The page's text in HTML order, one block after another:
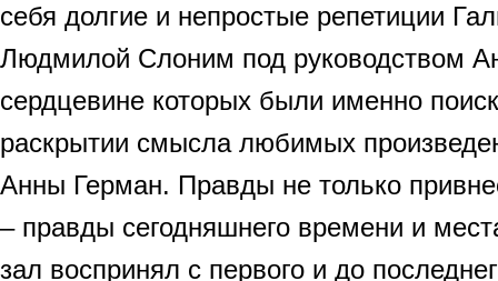
себя долгие и непростые репетиции
Людмилой Слоним под руководством
сердцевине которых были именно
раскрытии смысла любимых
Анны Герман. Правды не только
– правды сегодняшнего времени и
зал воспринял с первого и до